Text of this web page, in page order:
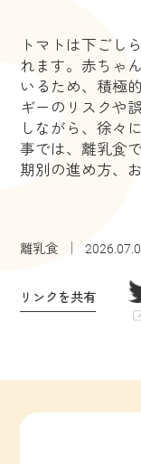
トマトは下ごし
れます。赤ちゃ
いるため、積極
ギーのリスクや
しながら、徐々
事では、離乳食
期別の進め方、
離乳食
リンクを共有